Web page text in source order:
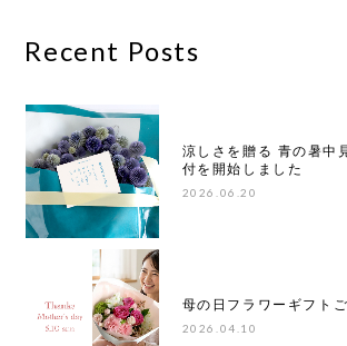
Recent Posts
涼しさを贈る 青の暑中
付を開始しました
2026.06.20
母の日フラワーギフト
2026.04.10